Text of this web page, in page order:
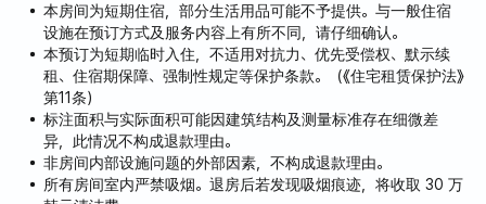
本房间为短期住宿，部分生活用品可能不予提供。与一般住宿
设施在预订方式及服务内容上有所不同，请仔细确认。
本预订为短期临时入住，不适用对抗力、优先受偿权、默示续
租、住宿期保障、强制性规定等保护条款。（《住宅租赁保护法》
第11条）
标注面积与实际面积可能因建筑结构及测量标准存在细微差
异，此情况不构成退款理由。
非房间内部设施问题的外部因素，不构成退款理由。
所有房间室内严禁吸烟。退房后若发现吸烟痕迹，将收取 30 万